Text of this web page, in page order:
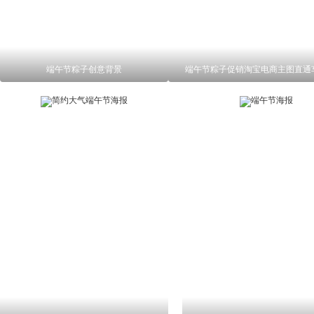
端午节粽子创意背景 端午节粽子促销淘宝电商主图直通